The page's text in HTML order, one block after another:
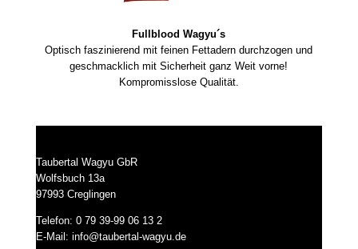
Fullblood Wagyu´s
Optisch faszinierend mit feinen Fettadern durchzogen und
geschmacklich mit Sicherheit ganz Weit vorne!
Kompromisslose Qualität.
Taubertal Wagyu GbR
Wolfsbuch 13a
97993 Creglingen
Telefon: 0 79 39-99 06 13 2
E-Mail: info@taubertal-wagyu.de